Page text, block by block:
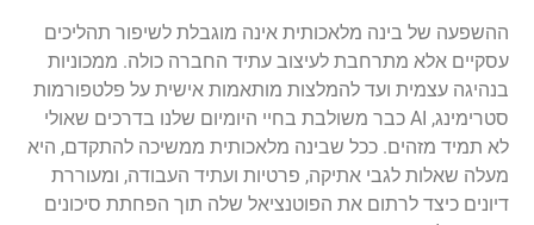
ההשפעה של בינה מלאכותית אינה מוגבלת לשיפור תהליכים
עסקיים אלא מתרחבת לעיצוב עתיד החברה כולה. ממכוניות
בנהיגה עצמית ועד להמלצות מותאמות אישית על פלטפורמות
סטרימינג, AI כבר משולבת בחיי היומיום שלנו בדרכים שאולי
לא תמיד מזהים. ככל שבינה מלאכותית ממשיכה להתקדם, היא
מעלה שאלות לגבי אתיקה, פרטיות ועתיד העבודה, ומעוררת
דיונים כיצד לרתום את הפוטנציאל שלה תוך הפחתת סיכונים